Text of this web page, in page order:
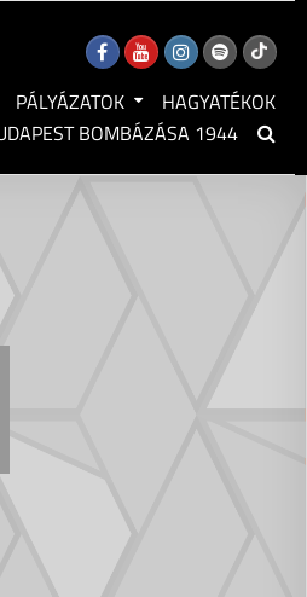
PÁLYÁZATOK
HAGYATÉKOK
BOMBÁZÁSA 1944